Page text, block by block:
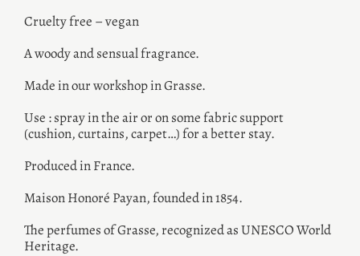
Cruelty free – vegan
A woody and sensual fragrance.
Made in our workshop in Grasse.
Use : spray in the air or on some fabric support
(cushion, curtains, carpet…) for a better stay.
Produced in France.
Maison Honoré Payan, founded in 1854.
The perfumes of Grasse, recognized as UNESCO World
Heritage.